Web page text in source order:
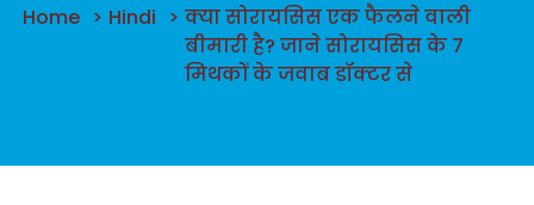
Home > Hindi > क्या सोरायसिस एक फैलने वाली
बीमारी है? जाने सोरायसिस के 7
मिथकों के जवाब डॉक्टर से